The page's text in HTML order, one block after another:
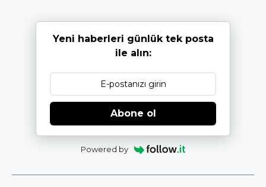
Yeni haberleri günlük tek posta
ile alın:
Abone ol
Powered by